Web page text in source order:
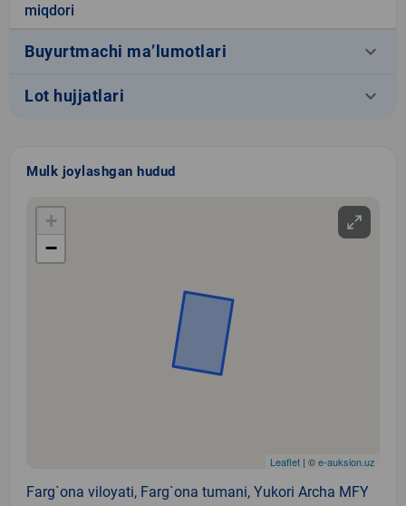
miqdori
Buyurtmachi ma’lumotlari keyboard_arrow_down
Lot hujjatlari keyboard_arrow_down
Mulk joylashgan hudud
+
−
Leaflet | ©e-auksion.uz
Farg`ona viloyati, Farg`ona tumani, Yukori Archa MFY